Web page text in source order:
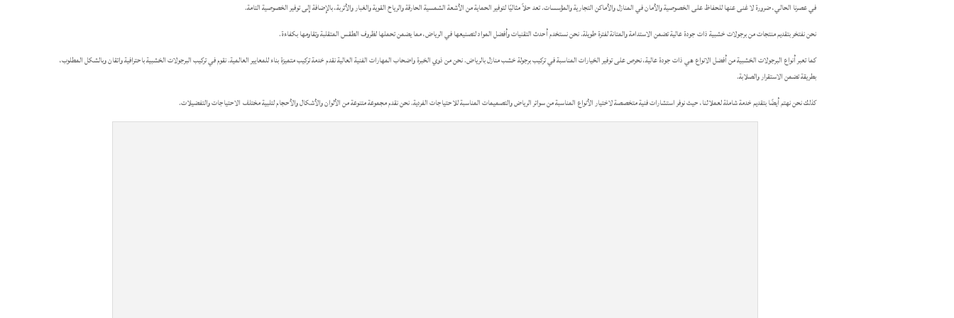
في عصرنا الحالي، ضرورة لا غنى عنها للحفاظ على الخصوصية والأمان في المنازل والأماكن التجارية والمؤسسات. تعد حلاً مثاليًا لتوفير الحماية من الأشعة الشمسية الحارقة والرياح القوية والغبار والأتربة، بالإضافة إلى توفير الخصوصية التامة.
نحن نفتخر بتقديم منتجات من برجولات خشبية ذات جودة عالية تضمن الاستدامة والمتانة لفترة طويلة. نحن نستخدم أحدث التقنيات وأفضل المواد لتصنيعها في الرياض، مما يضمن تحملها لظروف الطقس المتقلبة وتقاومها بكفاءة.
كما تعبر أنواع البرجولات الخشبية من أفضل الانواع هي ذات جودة عالية، نحرص على توفير الخيارات المناسبة في تركيب برجولة خشب منازل بالرياض. نحن من ذوي الخبرة واضحاب المهارات الفنية العالية نقدم خدمة تركيب متميزة بناء للمعايير العالمية. نقوم في تركيب البرجولات الخشبية باحترافية واتقان وبالشكل المطلوب،
بطريقة تضمن الاستقرار والصلابة.
كذلك نحن نهتم أيضًا بتقديم خدمة شاملة لعملائنا، حيث نوفر استشارات فنية متخصصة لاختيار الأنواع المناسبة من سواتر الرياض والتصميمات المناسبة للاحتياجات الفردية. نحن نقدم مجموعة متنوعة من الألوان والأشكال والأحجام لتلبية مختلف الاحتياجات والتفضيلات.